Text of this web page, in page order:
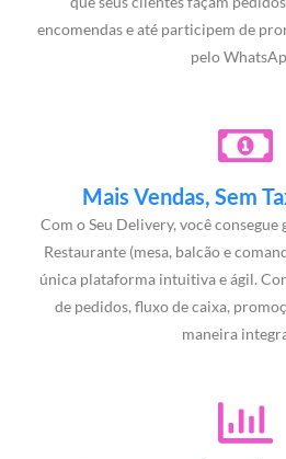
encomendas e até participem de
pelo
Mais Vendas, Sem
Com o Seu Delivery, você
Restaurante (mesa, balcão e
única plataforma intuitiva e ágil.
de pedidos, fluxo de caixa,
maneira